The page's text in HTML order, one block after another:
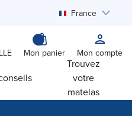
France
Mon panier Mon compte
Trouvez
votre
matelas